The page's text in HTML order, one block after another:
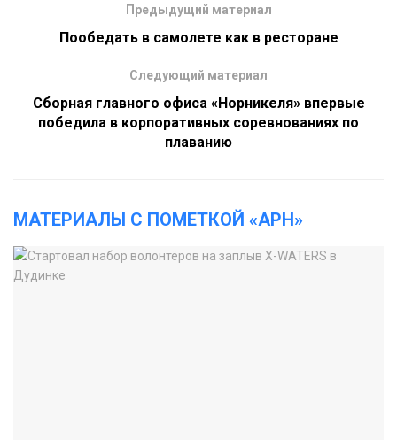
Предыдущий материал
Пообедать в самолете как в ресторане
Следующий материал
Сборная главного офиса «Норникеля» впервые
победила в корпоративных соревнованиях по
плаванию
МАТЕРИАЛЫ С ПОМЕТКОЙ «АРН»